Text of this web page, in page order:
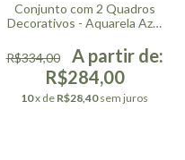
Conjunto com 2 Quadros
Decorativos - Aquarela Azul
R$334,00
R$284,00
10x de R$28,40 sem juros